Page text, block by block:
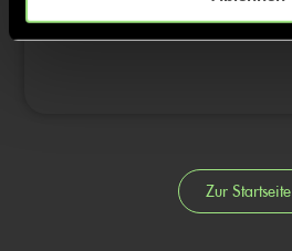
Zur Startseite